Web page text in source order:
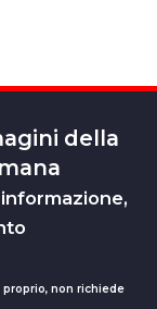
della
non richiede